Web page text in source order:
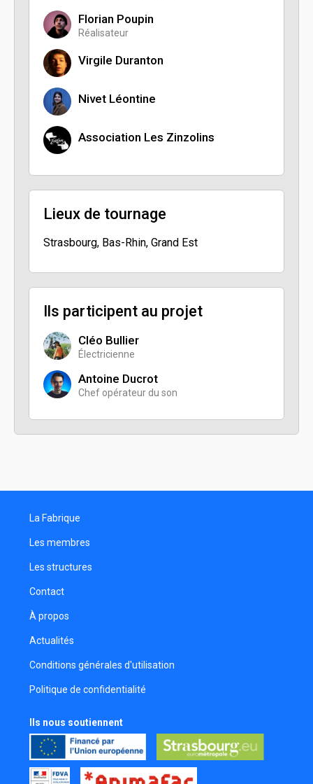
Florian Poupin
Réalisateur
Virgile Duranton
Nivet Léontine
Association Les Zinzolins
Lieux de tournage
Strasbourg, Bas-Rhin, Grand Est
Ils participent au projet
Cléo Bullier
Électricienne
Antoine Ducrot
Chef opérateur du son
La Fabrique
Les membres
Les structures
Contact
À propos
Actualités
Conditions générales d'utilisation
Politique de confidentialité
Ils nous soutiennent